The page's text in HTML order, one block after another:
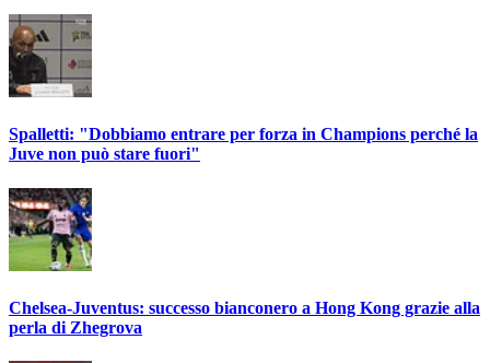
Spalletti: "Dobbiamo entrare per forza in Champions perché la
Juve non può stare fuori"
Chelsea-Juventus: successo bianconero a Hong Kong grazie alla
perla di Zhegrova